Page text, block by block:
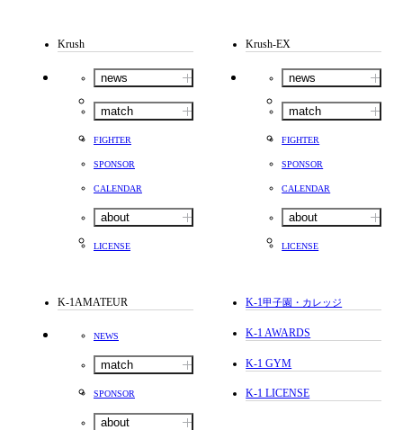
Krush
news
match
FIGHTER
SPONSOR
CALENDAR
about
LICENSE
Krush-EX
news
match
FIGHTER
SPONSOR
CALENDAR
about
LICENSE
K-1AMATEUR
NEWS
match
SPONSOR
about
K-1甲子園・カレッジ
K-1 AWARDS
K-1 GYM
K-1 LICENSE